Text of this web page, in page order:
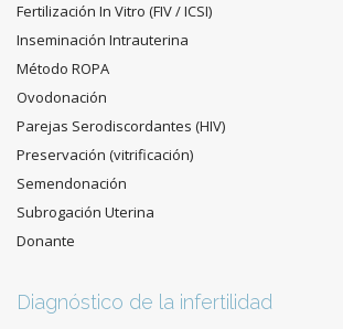
Fertilización In Vitro (FIV / ICSI)
Inseminación Intrauterina
Método ROPA
Ovodonación
Parejas Serodiscordantes (HIV)
Preservación (vitrificación)
Semendonación
Subrogación Uterina
Donante
Diagnóstico de la infertilidad